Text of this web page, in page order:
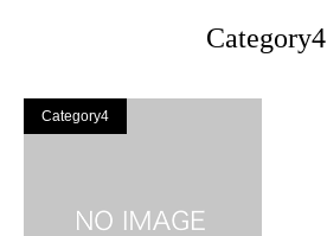
Category4
Category4